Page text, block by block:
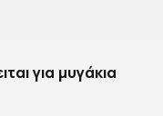
για μυγάκια